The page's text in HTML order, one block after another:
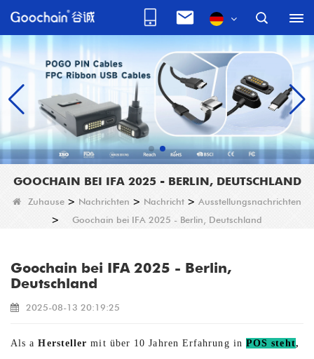
GOOCHAIN BEI IFA 2025 - BERLIN, DEUTSCHLAND
Zuhause > Nachrichten > Nachricht > Ausstellungsnachrichten
>
Goochain bei IFA 2025 - Berlin, Deutschland
Goochain bei IFA 2025 - Berlin,
Deutschland
2025-08-13 20:19:25
Als aHersteller mit über 10 Jahren Erfahrung in POS steht,